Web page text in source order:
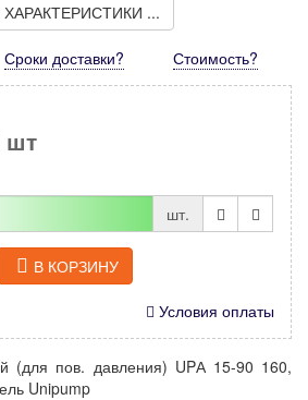
ХАРАКТЕРИСТИКИ ...
Сроки доставки? Стоимость?
шт
шт.
В КОРЗИНУ
Условия оплаты
(для пов. давления) UPА 15-90 160,
Unipump